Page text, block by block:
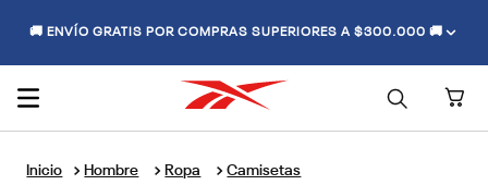
🚚 ENVÍO GRATIS POR COMPRAS SUPERIORES A $300.000 🚚
Hombre Ropa Camisetas